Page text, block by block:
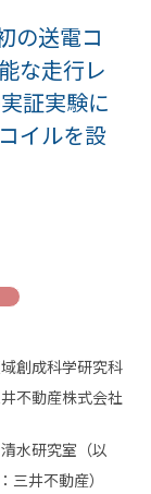
の送電コ
な走行レ
証実験に
イルを設
創成科学研究科
不動産株式会社
水研究室（以
井不動産）